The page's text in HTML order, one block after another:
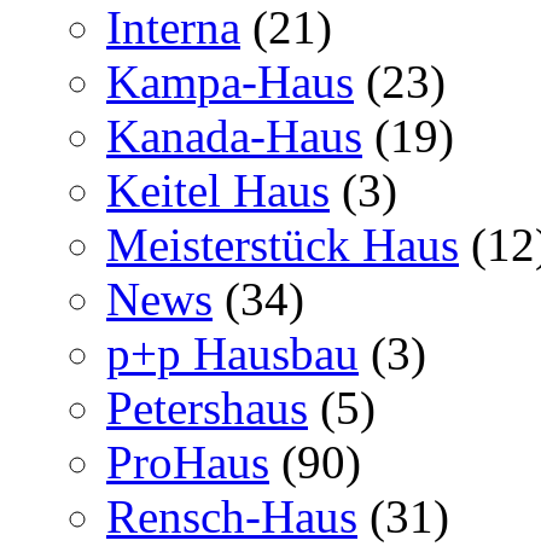
Interna (21)
Kampa-Haus (23)
Kanada-Haus (19)
Keitel Haus (3)
Meisterstück Haus
News (34)
p+p Hausbau (3)
Petershaus (5)
ProHaus (90)
Rensch-Haus (31)